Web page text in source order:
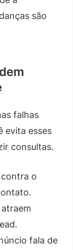
são
falhas
evita esses
consultas.
o
atraem
fala de